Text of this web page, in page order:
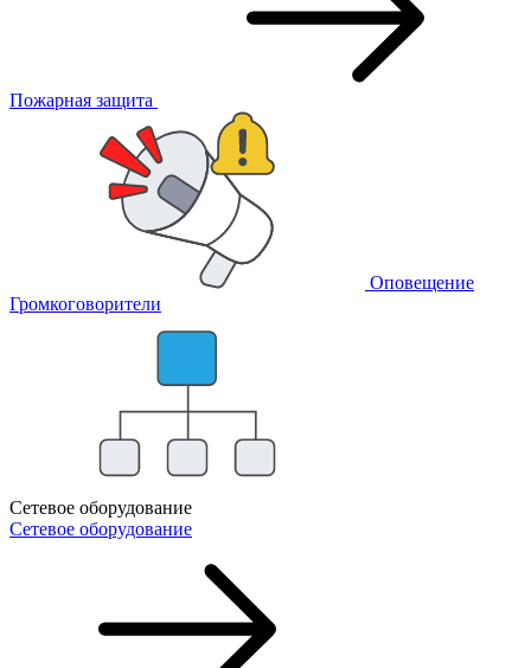
Пожарная защита
Оповещение
Громкоговорители
Сетевое оборудование
Сетевое оборудование